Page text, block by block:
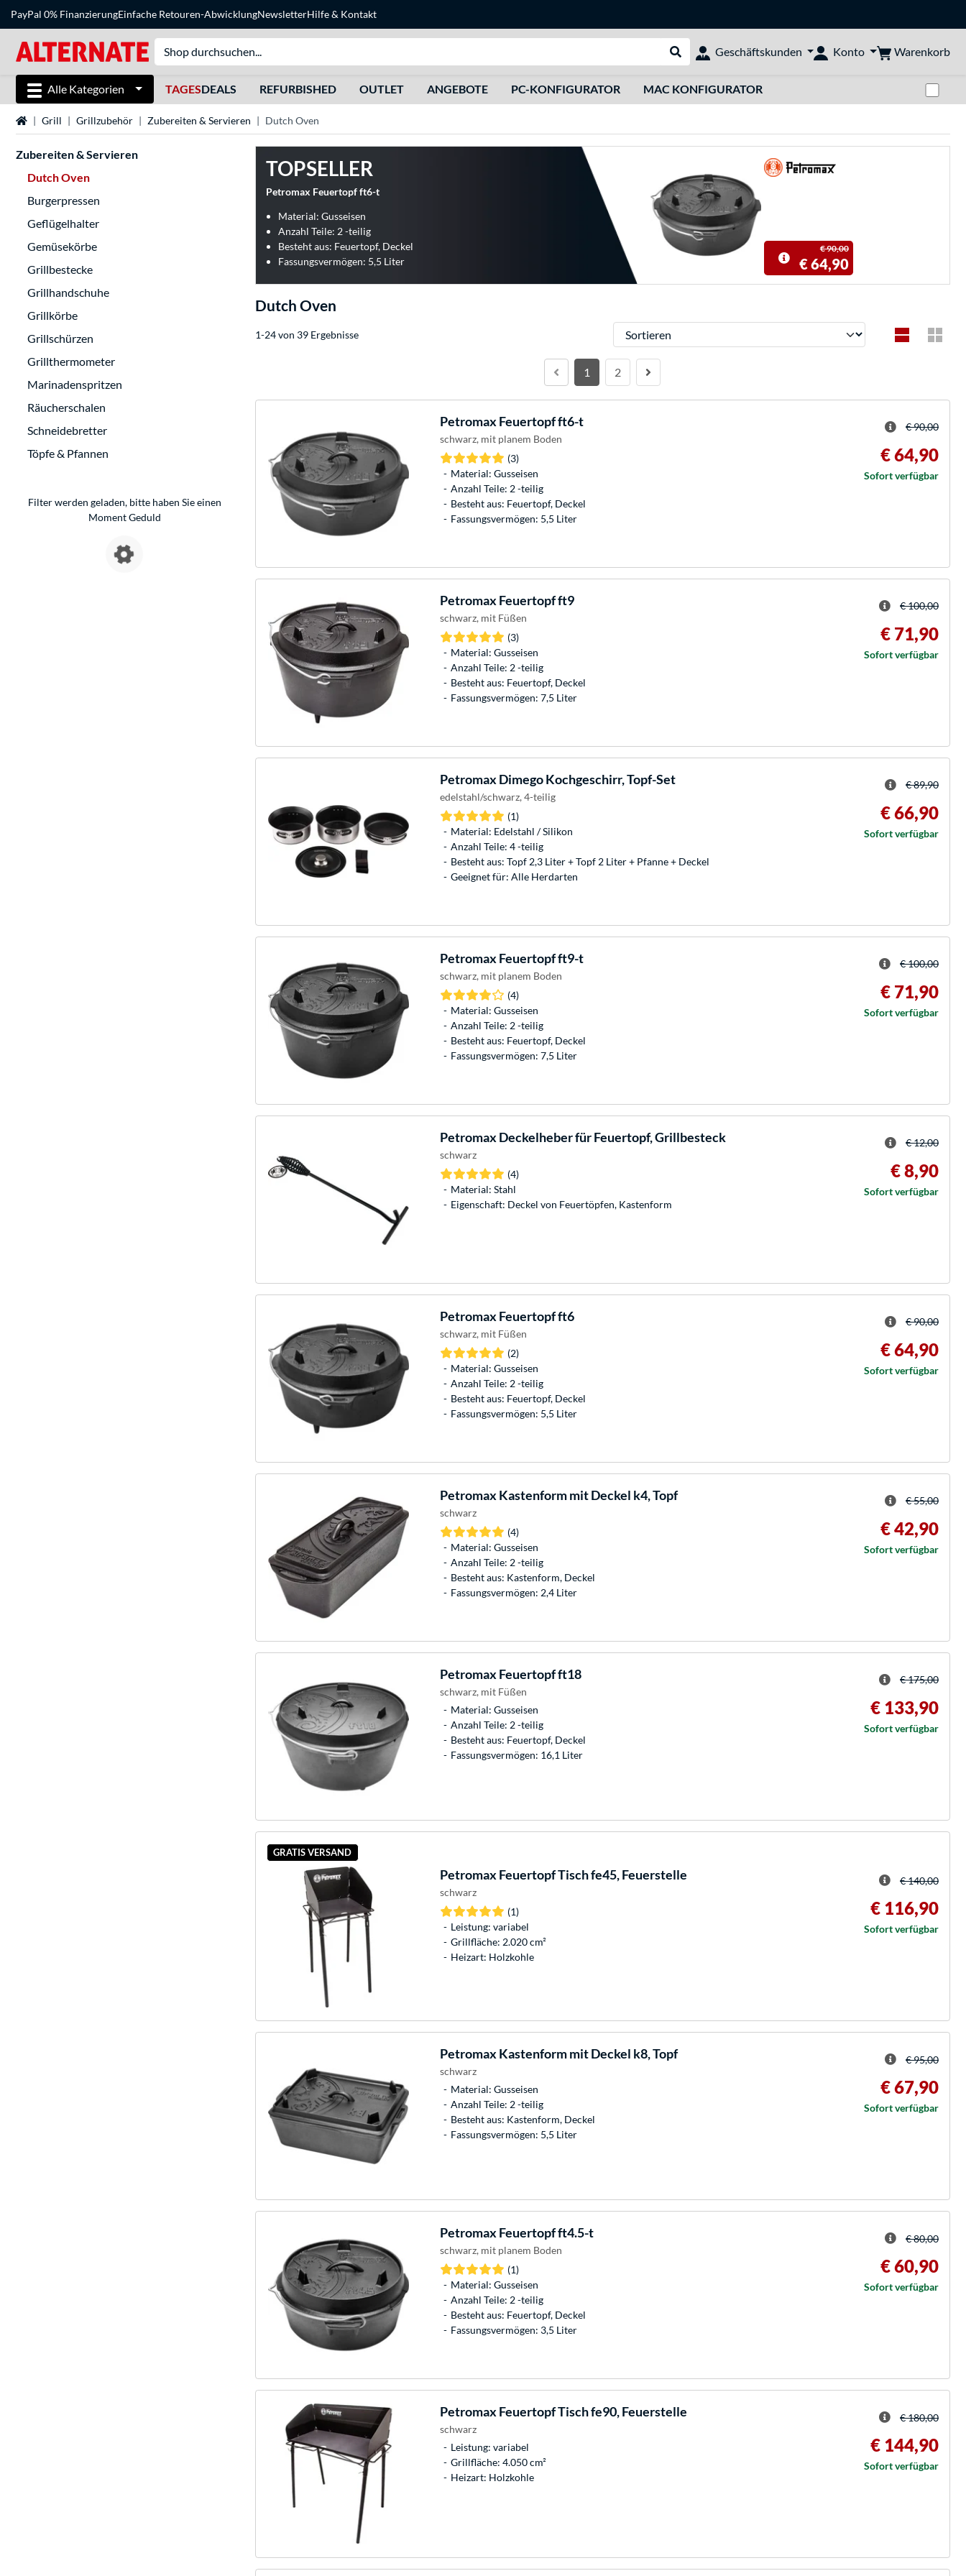
PayPal 0% FinanzierungEinfache Retouren-AbwicklungNewsletterHilfe& Kontakt
Suche durchführen
Geschäftskunden Konto Warenkorb
Alle Kategorien TAGESDEALS REFURBISHED OUTLET ANGEBOTE PC-KONFIGURATOR MAC KONFIGURATOR
Startseite
Grill Grillzubehör Zubereiten & Servieren Dutch Oven
Zubereiten & Servieren
Dutch Oven
Burgerpressen
Geflügelhalter
Gemüsekörbe
Grillbestecke
Grillhandschuhe
Grillkörbe
Grillschürzen
Grillthermometer
Marinadenspritzen
Räucherschalen
Schneidebretter
Töpfe & Pfannen
Filter werden geladen, bitte haben Sie einen
Moment Geduld
TOPSELLER
Petromax Feuertopf ft6-t
Material: Gusseisen
Anzahl Teile: 2 -teilig
Besteht aus: Feuertopf, Deckel
Fassungsvermögen: 5,5 Liter
€ 90,00
€ 64,90
Dutch Oven
1-24 von 39 Ergebnisse Sortieren
1 2
PetromaxFeuertopf ft6-t
schwarz, mit planem Boden
(3)
Material: Gusseisen
Anzahl Teile: 2 -teilig
Besteht aus: Feuertopf, Deckel
Fassungsvermögen: 5,5 Liter
€ 90,00
€ 64,90
Sofort verfügbar
PetromaxFeuertopf ft9
schwarz, mit Füßen
(3)
Material: Gusseisen
Anzahl Teile: 2 -teilig
Besteht aus: Feuertopf, Deckel
Fassungsvermögen: 7,5 Liter
€ 100,00
€ 71,90
Sofort verfügbar
PetromaxDimego Kochgeschirr, Topf-Set
edelstahl/schwarz, 4-teilig
(1)
Material: Edelstahl / Silikon
Anzahl Teile: 4 -teilig
Besteht aus: Topf 2,3 Liter + Topf 2 Liter + Pfanne + Deckel
Geeignet für: Alle Herdarten
€ 89,90
€ 66,90
Sofort verfügbar
PetromaxFeuertopf ft9-t
schwarz, mit planem Boden
(4)
Material: Gusseisen
Anzahl Teile: 2 -teilig
Besteht aus: Feuertopf, Deckel
Fassungsvermögen: 7,5 Liter
€ 100,00
€ 71,90
Sofort verfügbar
PetromaxDeckelheber für Feuertopf, Grillbesteck
schwarz
(4)
Material: Stahl
Eigenschaft: Deckel von Feuertöpfen, Kastenform
€ 12,00
€ 8,90
Sofort verfügbar
PetromaxFeuertopf ft6
schwarz, mit Füßen
(2)
Material: Gusseisen
Anzahl Teile: 2 -teilig
Besteht aus: Feuertopf, Deckel
Fassungsvermögen: 5,5 Liter
€ 90,00
€ 64,90
Sofort verfügbar
PetromaxKastenform mit Deckel k4, Topf
schwarz
(4)
Material: Gusseisen
Anzahl Teile: 2 -teilig
Besteht aus: Kastenform, Deckel
Fassungsvermögen: 2,4 Liter
€ 55,00
€ 42,90
Sofort verfügbar
PetromaxFeuertopf ft18
schwarz, mit Füßen
Material: Gusseisen
Anzahl Teile: 2 -teilig
Besteht aus: Feuertopf, Deckel
Fassungsvermögen: 16,1 Liter
€ 175,00
€ 133,90
Sofort verfügbar
GRATIS VERSAND
PetromaxFeuertopf Tisch fe45, Feuerstelle
schwarz
(1)
Leistung: variabel
Grillfläche: 2.020 cm²
Heizart: Holzkohle
€ 140,00
€ 116,90
Sofort verfügbar
PetromaxKastenform mit Deckel k8, Topf
schwarz
Material: Gusseisen
Anzahl Teile: 2 -teilig
Besteht aus: Kastenform, Deckel
Fassungsvermögen: 5,5 Liter
€ 95,00
€ 67,90
Sofort verfügbar
PetromaxFeuertopf ft4.5-t
schwarz, mit planem Boden
(1)
Material: Gusseisen
Anzahl Teile: 2 -teilig
Besteht aus: Feuertopf, Deckel
Fassungsvermögen: 3,5 Liter
€ 80,00
€ 60,90
Sofort verfügbar
PetromaxFeuertopf Tisch fe90, Feuerstelle
schwarz
Leistung: variabel
Grillfläche: 4.050 cm²
Heizart: Holzkohle
€ 180,00
€ 144,90
Sofort verfügbar